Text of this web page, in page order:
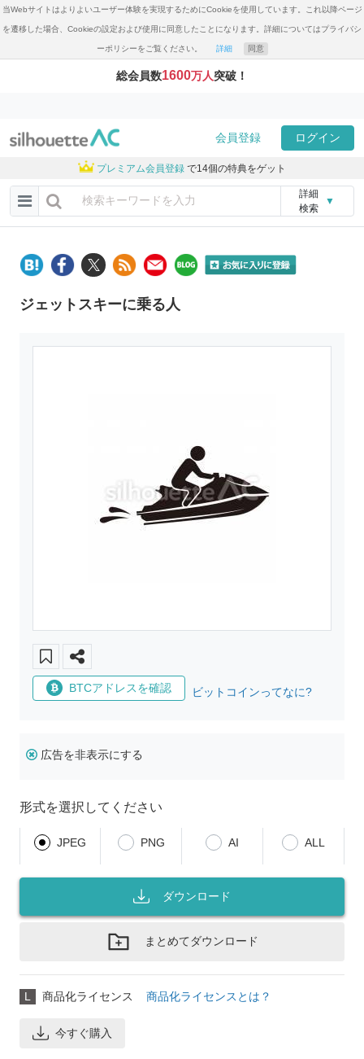
当Webサイトはよりよいユーザー体験を実現するためにCookieを使用しています。これ以降ページ
を遷移した場合、Cookieの設定および使用に同意したことになります。詳細についてはプライバシ
ーポリシーをご覧ください。 詳細 同意
総会員数1600万人突破！
会員登録 ログイン
プレミアム会員登録 で14個の特典をゲット
詳細
検索
▼
ジェットスキーに乗る人
BTCアドレスを確認 ビットコインってなに?
広告を非表示にする
形式を選択してください
JPEG PNG AI ALL
ダウンロード
まとめてダウンロード
L 商品化ライセンス 商品化ライセンスとは？
今すぐ購入